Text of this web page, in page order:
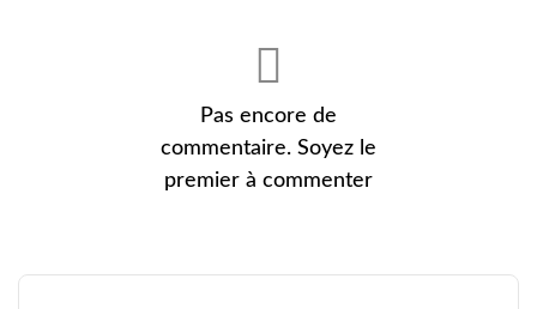
Pas encore de
commentaire. Soyez le
premier à commenter